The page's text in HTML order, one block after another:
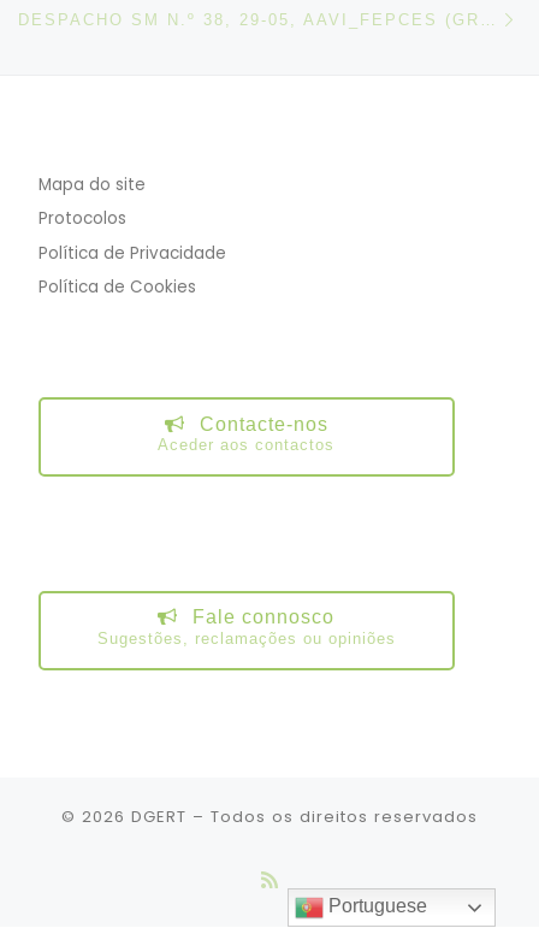
Mapa do site
Protocolos
Política de Privacidade
Política de Cookies
Contacte-nos
Aceder aos contactos
Fale connosco
Sugestões, reclamações ou opiniões
© 2026 DGERT – Todos os direitos reservados
Portuguese